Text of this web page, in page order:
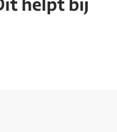
helpt bij